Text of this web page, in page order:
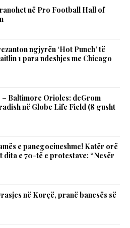
në Pro Football Hall of
ngjyrën ‘Hot Punch’ të
1 para ndeshjes me Chicago
– Baltimore Orioles: deGrom
në Globe Life Field (8 gusht
e panegociueshme! Katër orë
dita e 70-të e protestave: “Nesër
në Korçë, pranë banesës së